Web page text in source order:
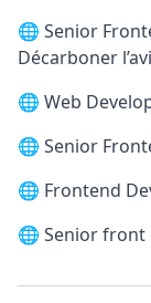
🌐 Senior
Décarboner
🌐 Web
🌐 Senior
🌐 Frontend
🌐 Senior front